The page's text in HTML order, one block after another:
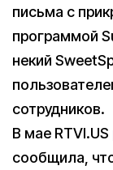
письма с
программой
некий
сотрудников.
В мае RTVI.US
сообщила,